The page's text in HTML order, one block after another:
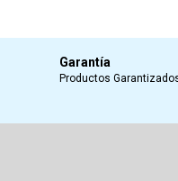
Garantía
Productos